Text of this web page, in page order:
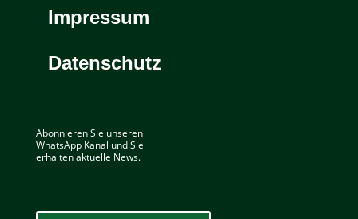
Impressum
Datenschutz
Abonnieren Sie unseren
WhatsApp Kanal und Sie
erhalten aktuelle News.